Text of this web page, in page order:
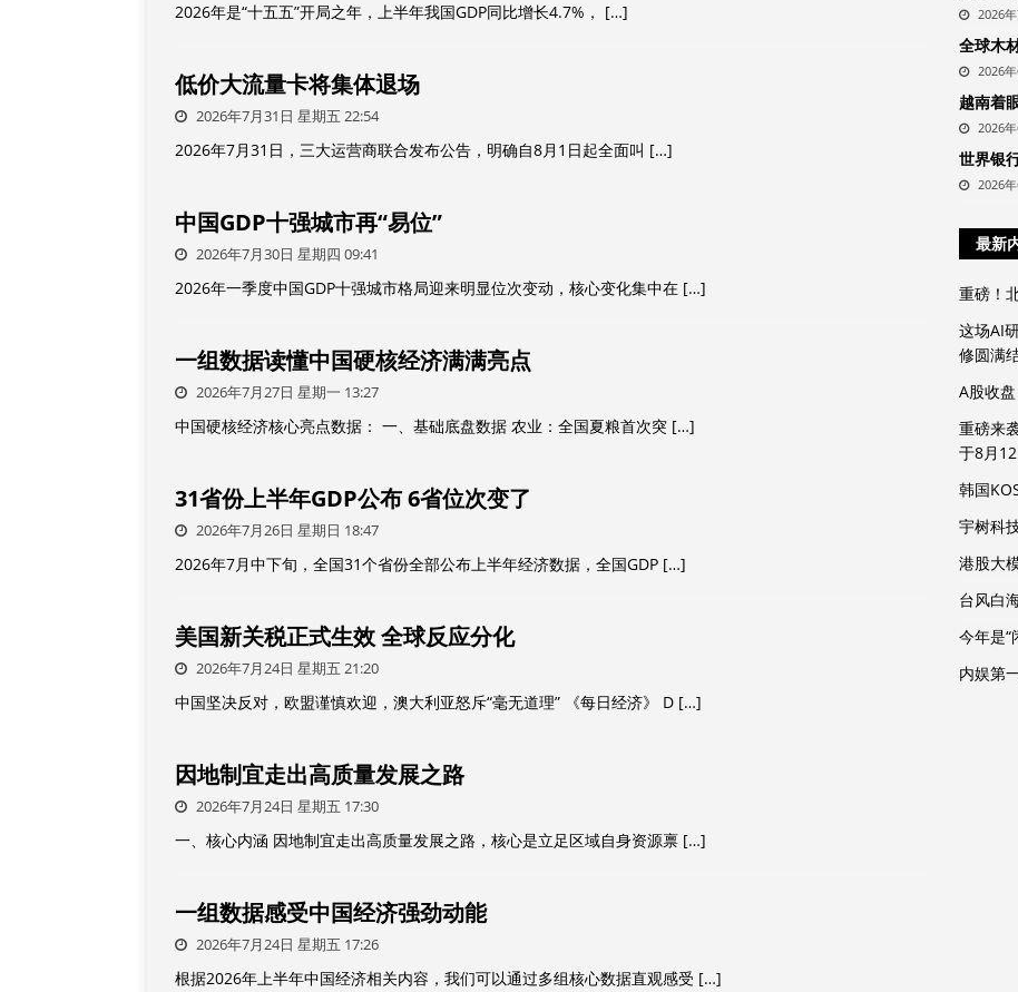
2026年是“十五五”开局之年，上半年我国GDP同比增长‌4.7%‌， […]
低价大流量卡将集体退场
2026年7月31日 星期五 22:54
2026年7月31日，三大运营商联合发布公告，明确自‌8月1日起全面叫 […]
中国GDP十强城市再“易位”
2026年7月30日 星期四 09:41
2026年一季度中国GDP十强城市格局迎来明显位次变动，核心变化集中在 […]
一组数据读懂中国硬核经济满满亮点
2026年7月27日 星期一 13:27
中国硬核经济核心亮点数据： 一、基础底盘数据 ‌农业‌：全国夏粮首次突 […]
31省份上半年GDP公布 6省位次变了
2026年7月26日 星期日 18:47
2026年7月中下旬，全国31个省份全部公布上半年经济数据，全国GDP […]
美国新关税正式生效 全球反应分化
2026年7月24日 星期五 21:20
中国坚决反对，欧盟谨慎欢迎，澳大利亚怒斥“毫无道理” 《每日经济》 D […]
因地制宜走出高质量发展之路
2026年7月24日 星期五 17:30
一、核心内涵 ‌因地制宜走出高质量发展之路‌，核心是立足区域自身资源禀 […]
一组数据感受中国经济强劲动能
2026年7月24日 星期五 17:26
根据2026年上半年中国经济相关内容，我们可以通过多组核心数据直观感受 […]
2026
全球木
2026
越南着
2026
世界银
2026
最新
重磅！
这场AI
修圆满
A股收
重磅来
于8月
韩国
宇树科
港股大
台风白
今年是“
内娱第